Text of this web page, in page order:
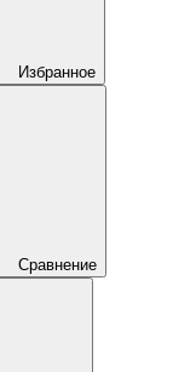
Избранное
Сравнение